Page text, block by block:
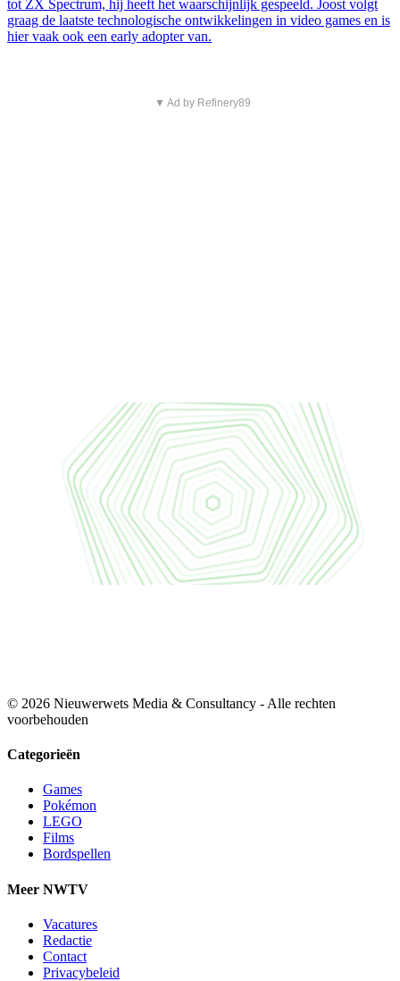
tot ZX Spectrum, hij heeft het waarschijnlijk gespeeld. Joost volgt
graag de laatste technologische ontwikkelingen in video games en is
hier vaak ook een early adopter van.
▼ Ad by Refinery89
© 2026 Nieuwerwets Media & Consultancy - Alle rechten
voorbehouden
Categorieën
Games
Pokémon
LEGO
Films
Bordspellen
Meer NWTV
Vacatures
Redactie
Contact
Privacybeleid